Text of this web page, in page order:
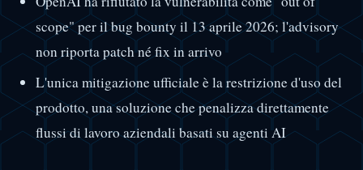
scope" per il bug bounty il 13 aprile 2026; l'advisory
non riporta patch né fix in arrivo
L'unica mitigazione ufficiale è la restrizione d'uso del
prodotto, una soluzione che penalizza direttamente
flussi di lavoro aziendali basati su agenti AI